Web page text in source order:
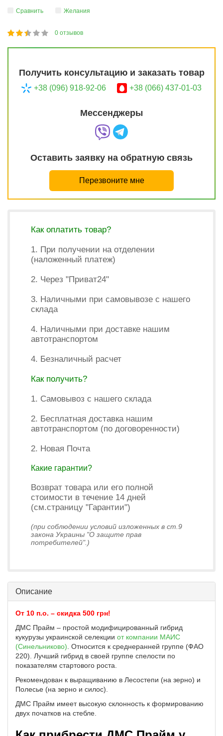
Сравнить Желания
47
1
2
3
4
5 0 отзывов
Получить консультацию и заказать товар
+38 (096) 918-92-06 +38 (066) 437-01-03
Мессенджеры
Оставить заявку на обратную связь
Перезвоните мне
Как оплатить товар?
1. При получении на отделении
(наложенный платеж)
2. Через "Приват24"
3. Наличными при самовывозе с нашего
склада
4. Наличными при доставке нашим
автотранспортом
4. Безналичный расчет
Как получить?
1. Самовывоз с нашего склада
2. Бесплатная доставка нашим
автотранспортом (по договоренности)
2. Новая Почта
Какие гарантии?
Возврат товара или его полной
стоимости в течение 14 дней
(см.страницу "Гарантии")
(при соблюдении условий изложенных в ст.9
закона Украины "О защите прав
потребителей".)
Описание
От 10 п.о. – скидка 500 грн!
ДМС Прайм – простой модифицированный гибрид
кукурузы украинской селекции от компании МАИС
(Синельниково) . Относится к среднеранней группе (ФАО
220). Лучший гибрид в своей группе спелости по
показателям стартового роста.
Рекомендован к выращиванию в Лесостепи (на зерно) и
Полесье (на зерно и силос).
ДМС Прайм имеет высокую склонность к формированию
двух початков на стебле.